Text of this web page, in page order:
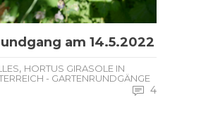
am 14.5.2022
, HORTUS GIRASOLE IN
- GARTENRUNDGÄNGE
4